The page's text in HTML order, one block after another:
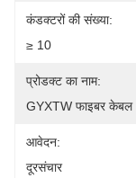
कंडक्टरों की संख्या:
≥ 10
प्रोडक्ट का नाम:
GYXTW फाइबर केबल
आवेदन:
दूरसंचार